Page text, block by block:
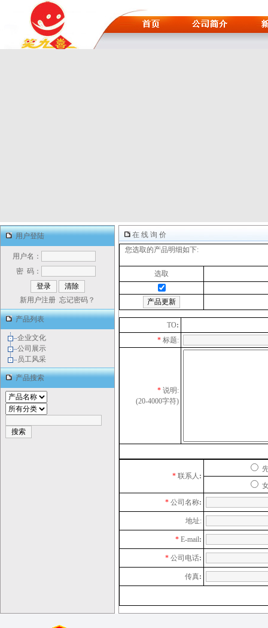
用户登陆
用户名：
密 码：
新用户注册 忘记密码？
产品列表
企业文化
公司展示
员工风采
产品搜索
在 线 询 价
您选取的产品明细如下:
选取
TO:
* 标题:
* 说明:
(20-4000字符)
* 联系人 :
* 公司名称:
地址:
* E-mail:
* 公司电话:
传真: